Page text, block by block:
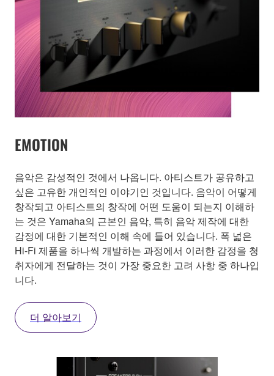
EMOTION
음악은 감성적인 것에서 나옵니다. 아티스트가 공유하고
싶은 고유한 개인적인 이야기인 것입니다. 음악이 어떻게
창작되고 아티스트의 창작에 어떤 도움이 되는지 이해하
는 것은 Yamaha의 근본인 음악, 특히 음악 제작에 대한
감정에 대한 기본적인 이해 속에 들어 있습니다. 폭 넓은
Hi-Fi 제품을 하나씩 개발하는 과정에서 이러한 감정을 청
취자에게 전달하는 것이 가장 중요한 고려 사항 중 하나입
니다.
더 알아보기